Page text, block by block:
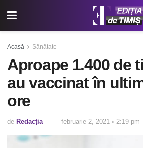
Acasă Sănătate
Aproape 1.400 de
au vaccinat în
ore
de Redacția februarie 2, 2021 ◦ 2:19 pm